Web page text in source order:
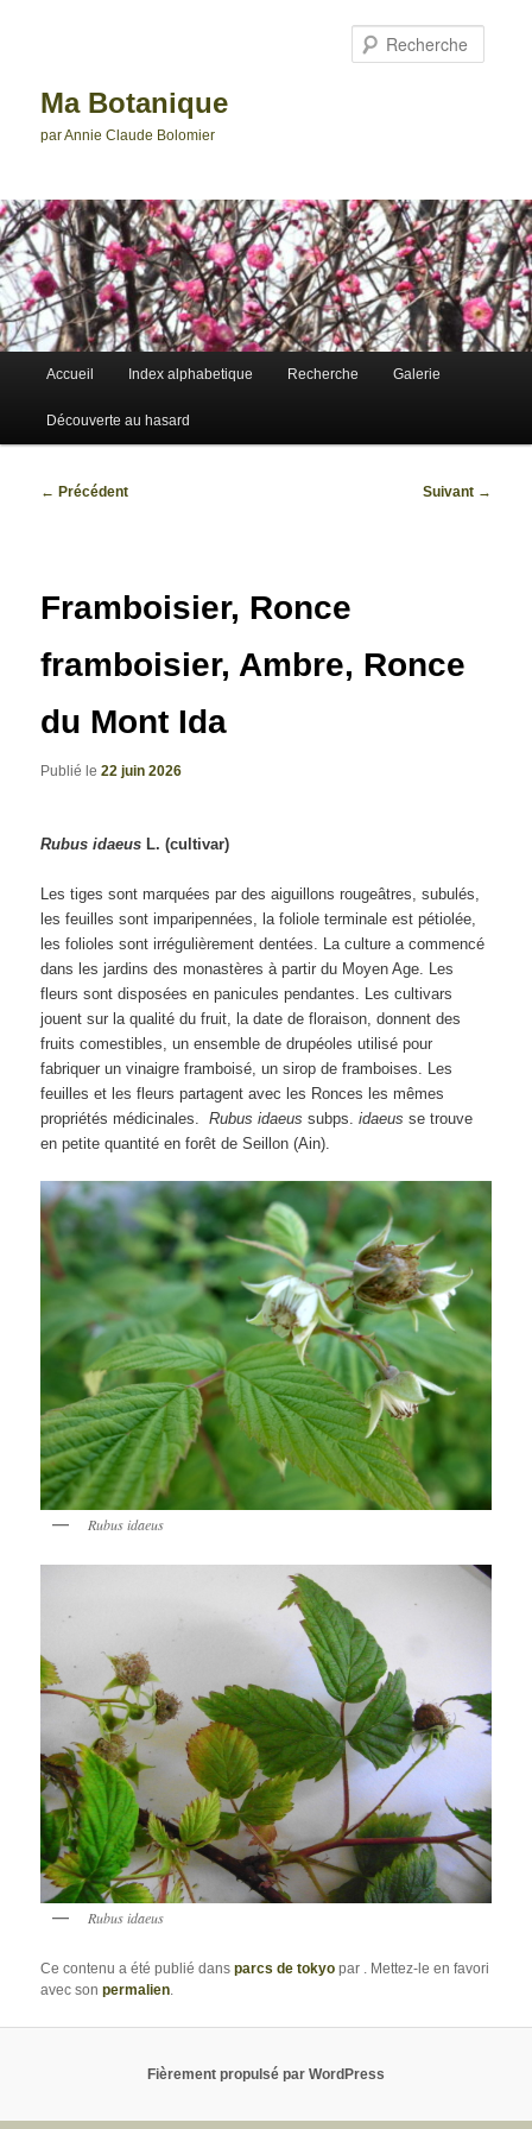
Ma Botanique
par Annie Claude Bolomier
Accueil Index alphabetique Recherche Galerie
Découverte au hasard
Navigation
← Précédent Suivant →
Framboisier, Ronce
framboisier, Ambre, Ronce
du Mont Ida
Publié le22 juin 2026
Rubus idaeus L. (cultivar)
Les tiges sont marquées par des aiguillons rougeâtres, subulés,
les feuilles sont imparipennées, la foliole terminale est pétiolée,
les folioles sont irrégulièrement dentées. La culture a commencé
dans les jardins des monastères à partir du Moyen Age. Les
fleurs sont disposées en panicules pendantes. Les cultivars
jouent sur la qualité du fruit, la date de floraison, donnent des
fruits comestibles, un ensemble de drupéoles utilisé pour
fabriquer un vinaigre framboisé, un sirop de framboises. Les
feuilles et les fleurs partagent avec les Ronces les mêmes
propriétés médicinales.Rubus idaeussubps.idaeus se trouve
en petite quantité en forêt de Seillon (Ain).
Rubus idaeus
Rubus idaeus
Ce contenu a été publié dansparcs de tokyo par . Mettez-le en favori
avec sonpermalien.
Fièrement propulsé par WordPress